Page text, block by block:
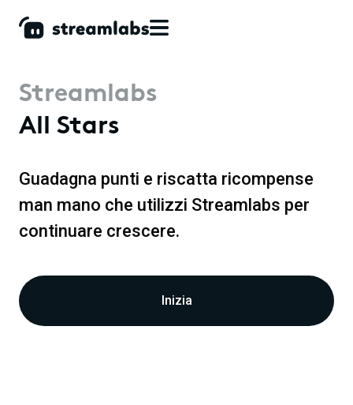
Streamlabs
All Stars
Guadagna punti e riscatta ricompense
man mano che utilizzi Streamlabs per
continuare crescere.
Inizia